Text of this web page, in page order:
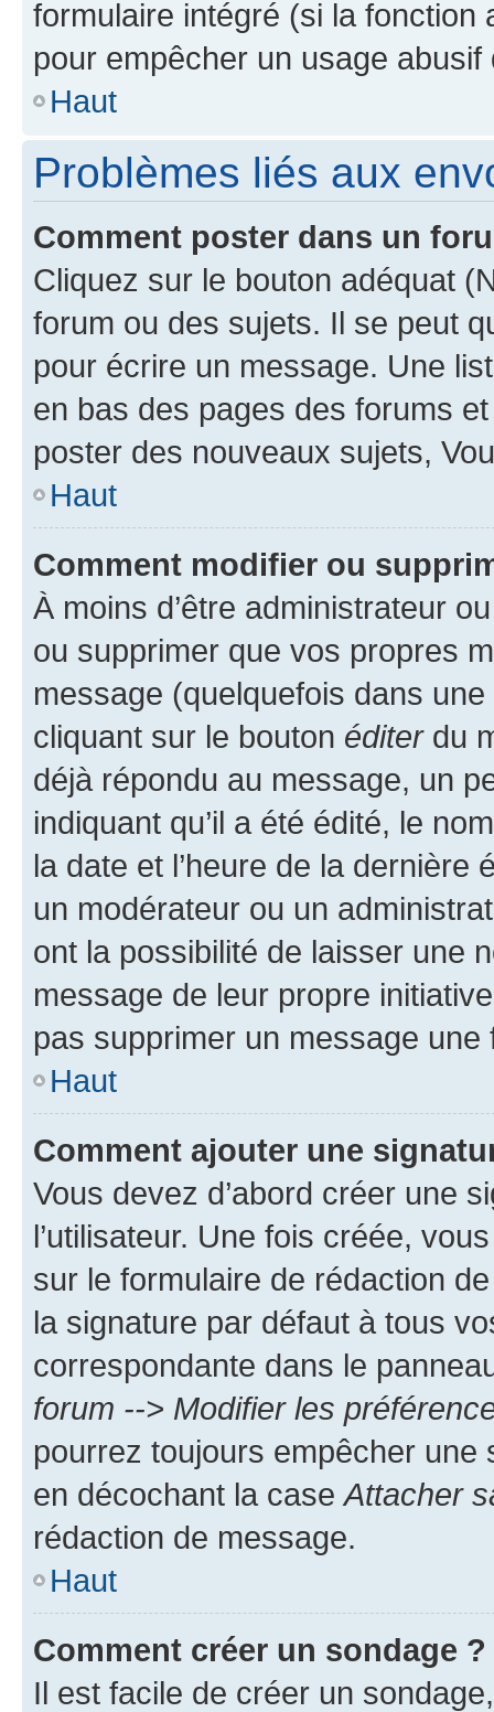
formulaire intégré (si la fonction
pour empêcher un usage
Haut
Problèmes liés aux
Comment poster dans un
Cliquez sur le bouton adéquat
forum ou des sujets. Il se peut
pour écrire un message. Une
en bas des pages des forums
poster des nouveaux sujets,
Haut
Comment modifier ou
À moins d’être administrateur
ou supprimer que vos propres
message (quelquefois dans
cliquant sur le bouton éditerdu
déjà répondu au message, un
indiquant qu’il a été édité, le
la date et l’heure de la dernière
un modérateur ou un
ont la possibilité de laisser une
message de leur propre
pas supprimer un message une
Haut
Comment ajouter une
Vous devez d’abord créer une
l’utilisateur. Une fois créée,
sur le formulaire de rédaction
la signature par défaut à tous
correspondante dans le
forum --> Modifier les
pourrez toujours empêcher une
en décochant la case Attacher
rédaction de message.
Haut
Comment créer un sondage ?
Il est facile de créer un